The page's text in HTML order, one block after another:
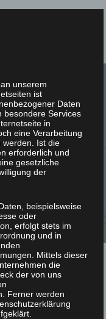
WIR
unserem
ist
Daten
besondere Services
in
eine Verarbeitung
werden. Ist die
erforderlich und
gesetzliche
der
beispielsweise
oder
erfolgt stets im
und in
Mittels dieser
die
der von uns
Ferner werden